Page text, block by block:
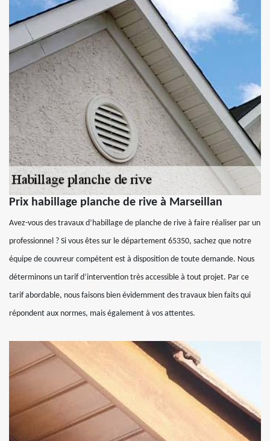
Prix habillage planche de rive à Marseillan
Avez-vous des travaux d’habillage de planche de rive à faire réaliser par un
professionnel ? Si vous êtes sur le département 65350, sachez que notre
équipe de couvreur compétent est à disposition de toute demande. Nous
déterminons un tarif d’intervention très accessible à tout projet. Par ce
tarif abordable, nous faisons bien évidemment des travaux bien faits qui
répondent aux normes, mais également à vos attentes.